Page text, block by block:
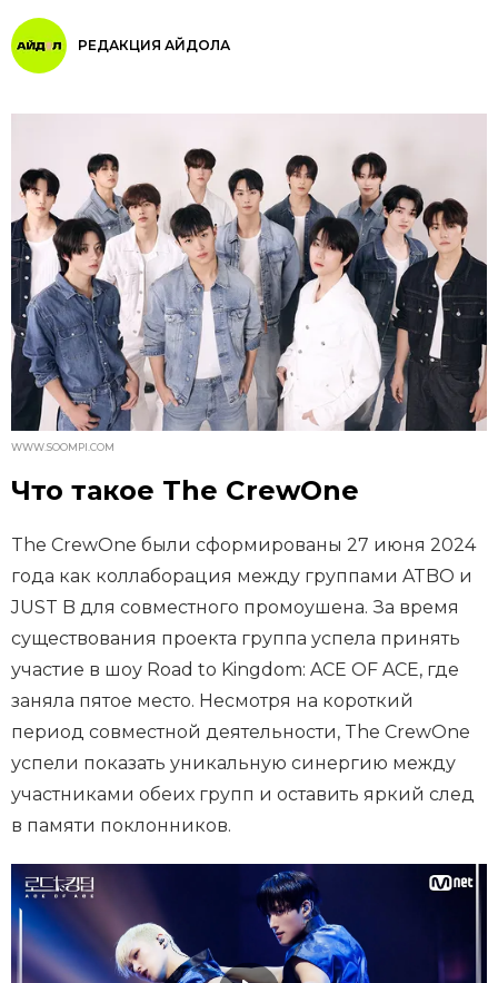
РЕДАКЦИЯ АЙДОЛА
WWW.SOOMPI.COM
Что такое The CrewOne
The CrewOne были сформированы 27 июня 2024
года как коллаборация между группами ATBO и
JUST B для совместного промоушена. За время
существования проекта группа успела принять
участие в шоу Road to Kingdom: ACE OF ACE, где
заняла пятое место. Несмотря на короткий
период совместной деятельности, The CrewOne
успели показать уникальную синергию между
участниками обеих групп и оставить яркий след
в памяти поклонников.